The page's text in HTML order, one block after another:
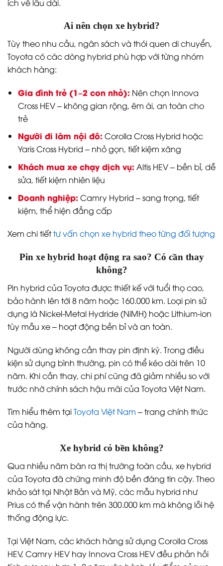
ích về lâu dài.
Ai nên chọn xe hybrid?
Tùy theo nhu cầu, ngân sách và thói quen di chuyển,
Toyota có các dòng hybrid phù hợp với từng nhóm
khách hàng:
Gia đình trẻ (1–2 con nhỏ): Nên chọn Innova
Cross HEV – không gian rộng, êm ái, an toàn cho
trẻ
Người đi làm nội đô: Corolla Cross Hybrid hoặc
Yaris Cross Hybrid – nhỏ gọn, tiết kiệm xăng
Khách mua xe chạy dịch vụ: Altis HEV – bền bỉ, dễ
sửa, tiết kiệm nhiên liệu
Doanh nghiệp: Camry Hybrid – sang trọng, tiết
kiệm, thể hiện đẳng cấp
Xem chi tiếttư vấn chọn xe hybrid theo từng đối tượng
Pin xe hybrid hoạt động ra sao? Có cần thay
không?
Pin hybrid của Toyota được thiết kế với tuổi thọ cao,
bảo hành lên tới 8 năm hoặc 160.000 km. Loại pin sử
dụng là Nickel-Metal Hydride (NiMH) hoặc Lithium-ion
tùy mẫu xe – hoạt động bền bỉ và an toàn.
Người dùng không cần thay pin định kỳ. Trong điều
kiện sử dụng bình thường, pin có thể kéo dài trên 10
năm. Khi cần thay, chi phí cũng đã giảm nhiều so với
trước nhờ chính sách hậu mãi của Toyota Việt Nam.
Tìm hiểu thêm tạiToyota Việt Nam – trang chính thức
của hãng.
Xe hybrid có bền không?
Qua nhiều năm bán ra thị trường toàn cầu, xe hybrid
của Toyota đã chứng minh độ bền đáng tin cậy. Theo
khảo sát tại Nhật Bản và Mỹ, các mẫu hybrid như
Prius có thể vận hành trên 300.000 km mà không lỗi hệ
thống động lực.
Tại Việt Nam, các khách hàng sử dụng Corolla Cross
HEV, Camry HEV hay Innova Cross HEV đều phản hồi